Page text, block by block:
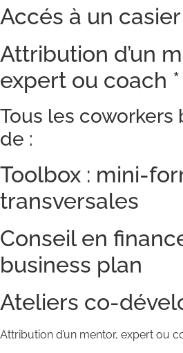
Accés à un casier
Attribution d’un
expert ou coach *
Tous les coworkers
de :
Toolbox : mini-
transversales
Conseil en
business plan
Ateliers co-
Attribution d’un mentor, expert ou